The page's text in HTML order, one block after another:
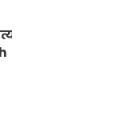
आत्महत्या या